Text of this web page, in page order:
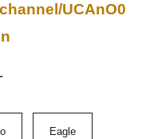
UCAnO0
Eagle